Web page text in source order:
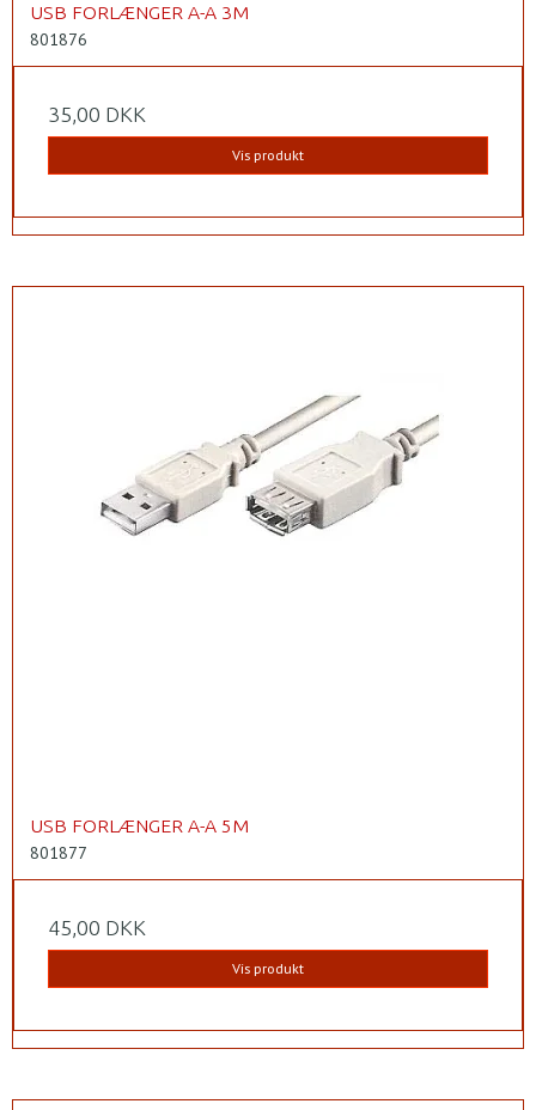
USB FORLÆNGER A-A 3M
801876
35,00 DKK
Vis produkt
USB FORLÆNGER A-A 5M
801877
45,00 DKK
Vis produkt